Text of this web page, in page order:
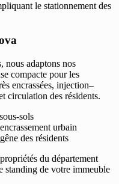
le stationnement des
nous adaptons nos
compacte pour les
encrassées, injection–
circulation des résidents.
sols
urbain
des résidents
du département
de votre immeuble